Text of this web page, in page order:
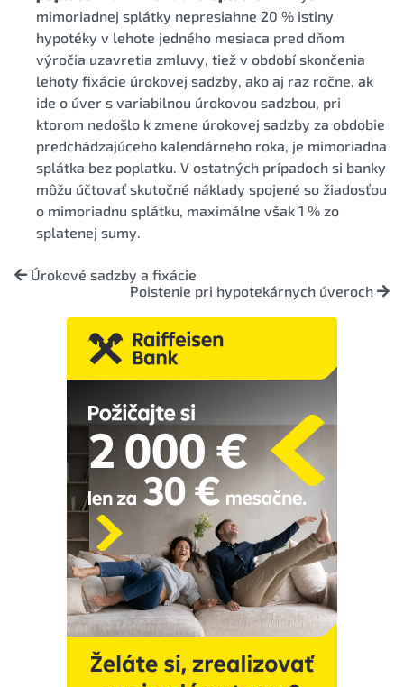
mimoriadnej splátky nepresiahne 20 % istiny
hypotéky v lehote jedného mesiaca pred dňom
výročia uzavretia zmluvy, tiež v období skončenia
lehoty fixácie úrokovej sadzby, ako aj raz ročne, ak
ide o úver s variabilnou úrokovou sadzbou, pri
ktorom nedošlo k zmene úrokovej sadzby za obdobie
predchádzajúceho kalendárneho roka, je mimoriadna
splátka bez poplatku. V ostatných prípadoch si banky
môžu účtovať skutočné náklady spojené so žiadosťou
o mimoriadnu splátku, maximálne však 1 % zo
splatenej sumy.
Úrokové sadzby a fixácie
Poistenie pri hypotekárnych úveroch